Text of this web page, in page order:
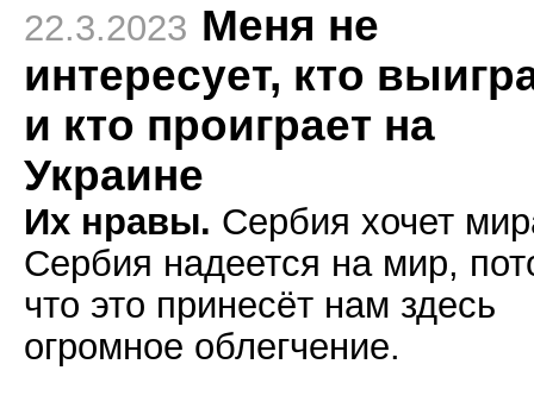
22.3.2023 Меня не
интересует, кто
и кто проиграет на
Украине
Их нравы. Сербия хочет
Сербия надеется на мир,
что это принесёт нам здесь
огромное облегчение.